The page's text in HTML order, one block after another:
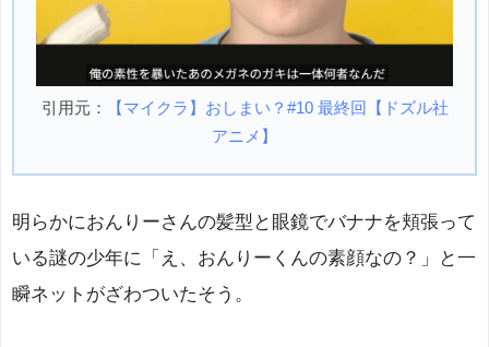
引用元：
【マイクラ】おしまい？#10 最終回【ドズル社
アニメ】
明らかにおんりーさんの髪型と眼鏡でバナナを頬張って
いる謎の少年に「え、おんりーくんの素顔なの？」と一
瞬ネットがざわついたそう。